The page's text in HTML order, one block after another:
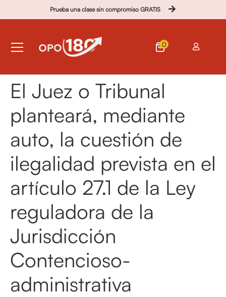
Prueba una clase sin compromiso GRATIS
0
El Juez o Tribunal
planteará, mediante
auto, la cuestión de
ilegalidad prevista en el
artículo 27.1 de la Ley
reguladora de la
Jurisdicción
Contencioso-
administrativa